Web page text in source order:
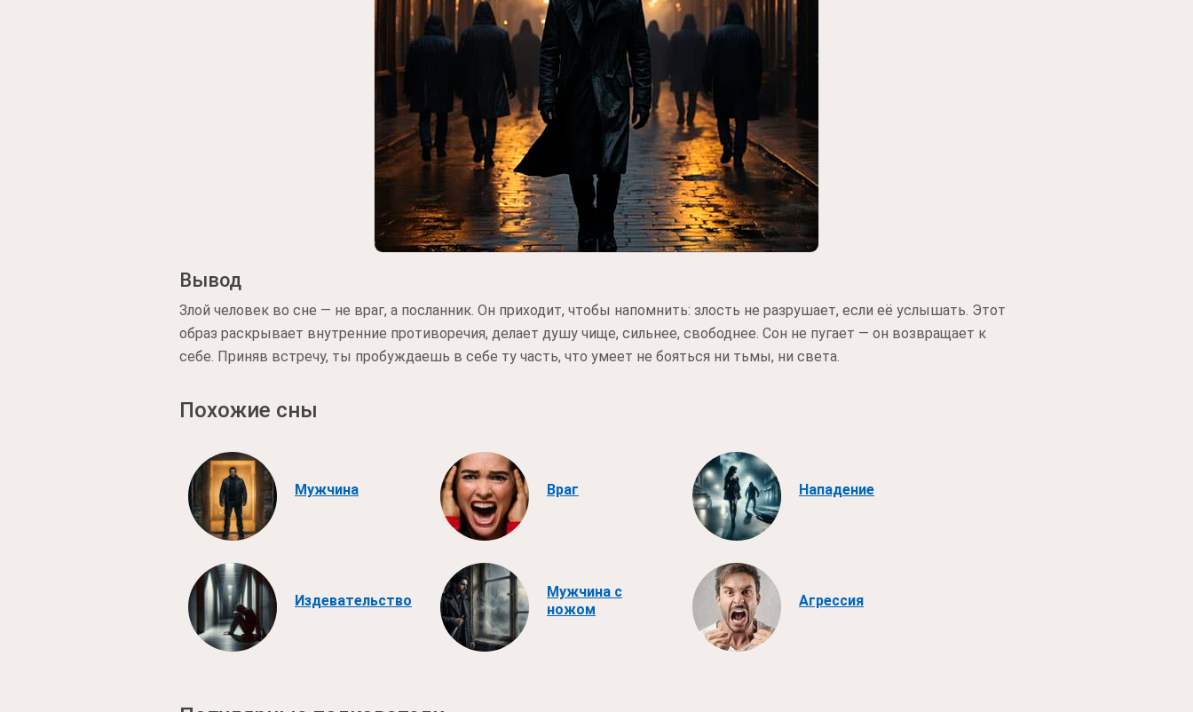
Вывод
Злой человек во сне — не враг, а посланник. Он приходит, чтобы напомнить: злость не разрушает, если её услышать. Этот
образ раскрывает внутренние противоречия, делает душу чище, сильнее, свободнее. Сон не пугает — он возвращает к
себе. Приняв встречу, ты пробуждаешь в себе ту часть, что умеет не бояться ни тьмы, ни света.
Похожие сны
Мужчина Враг Нападение
Издевательство
Мужчина с
ножом
Агрессия